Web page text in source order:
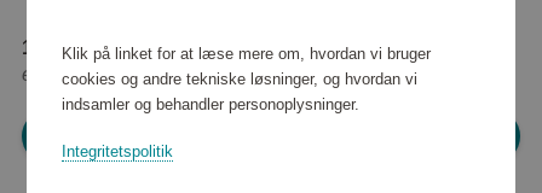
173 360 point
eller
1 576 kr
Klik på linket for at læse mere om, hvordan vi bruger
cookies og andre tekniske løsninger, og hvordan vi
indsamler og behandler personoplysninger.
Integritetspolitik